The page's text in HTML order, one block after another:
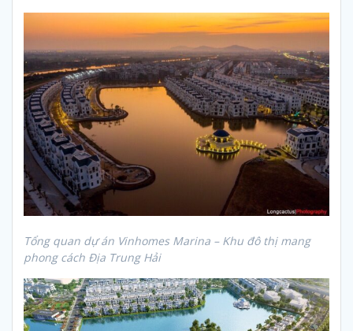
Tổng quan dự án Vinhomes Marina – Khu đô thị mang
phong cách Địa Trung Hải